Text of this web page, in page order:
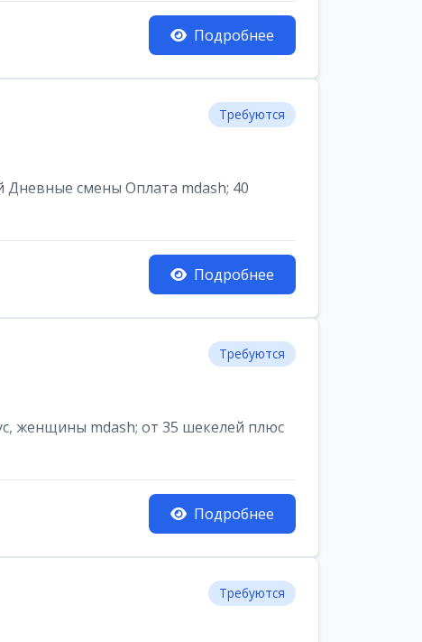
Подробнее
Требуются
смены Оплата mdash; 40
Подробнее
Требуются
женщины mdash; от 35 шекелей плюс
Подробнее
Требуются